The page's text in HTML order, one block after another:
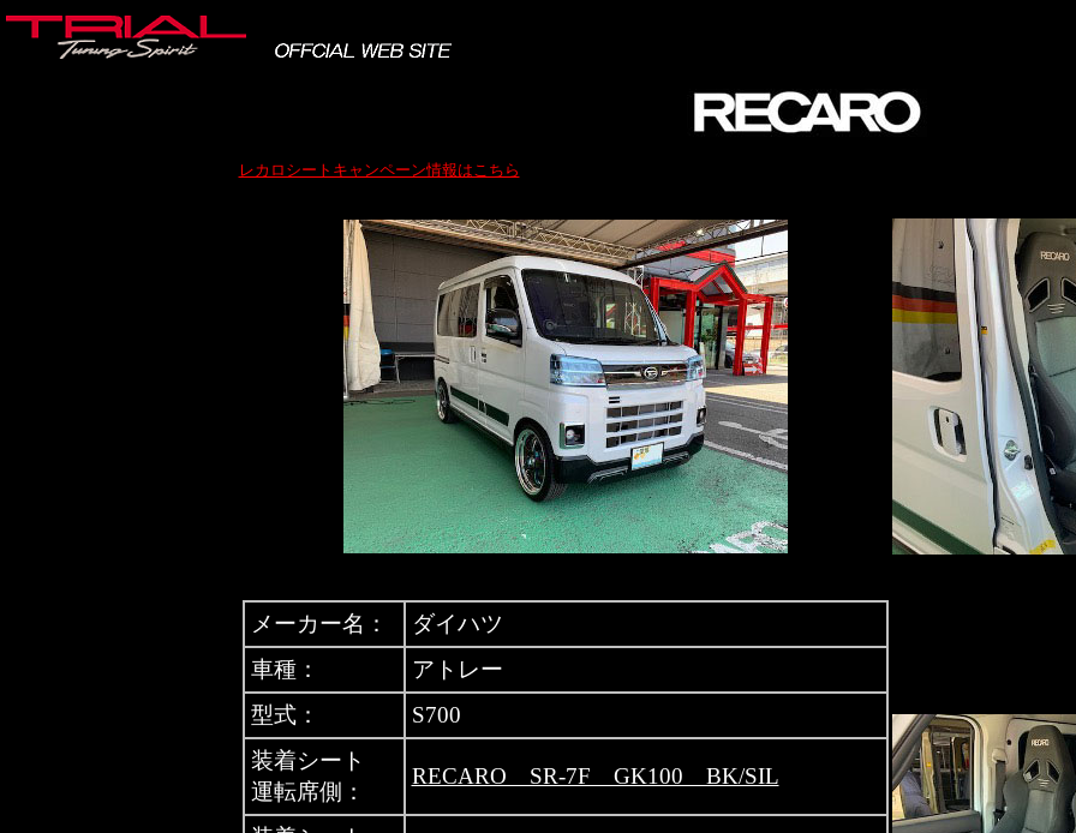
レカロシートキャンペーン情報はこちら
メーカー名：
ダイハツ
車種：
アトレー
型式：
S700
装着シート
運転席側：
RECARO SR-7F GK100 BK/SIL